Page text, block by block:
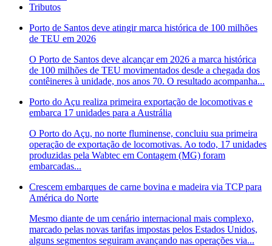
Tributos
Porto de Santos deve atingir marca histórica de 100 milhões
de TEU em 2026
O Porto de Santos deve alcançar em 2026 a marca histórica
de 100 milhões de TEU movimentados desde a chegada dos
contêineres à unidade, nos anos 70. O resultado acompanha...
Porto do Açu realiza primeira exportação de locomotivas e
embarca 17 unidades para a Austrália
O Porto do Açu, no norte fluminense, concluiu sua primeira
operação de exportação de locomotivas. Ao todo, 17 unidades
produzidas pela Wabtec em Contagem (MG) foram
embarcadas...
Crescem embarques de carne bovina e madeira via TCP para
América do Norte
Mesmo diante de um cenário internacional mais complexo,
marcado pelas novas tarifas impostas pelos Estados Unidos,
alguns segmentos seguiram avançando nas operações via...